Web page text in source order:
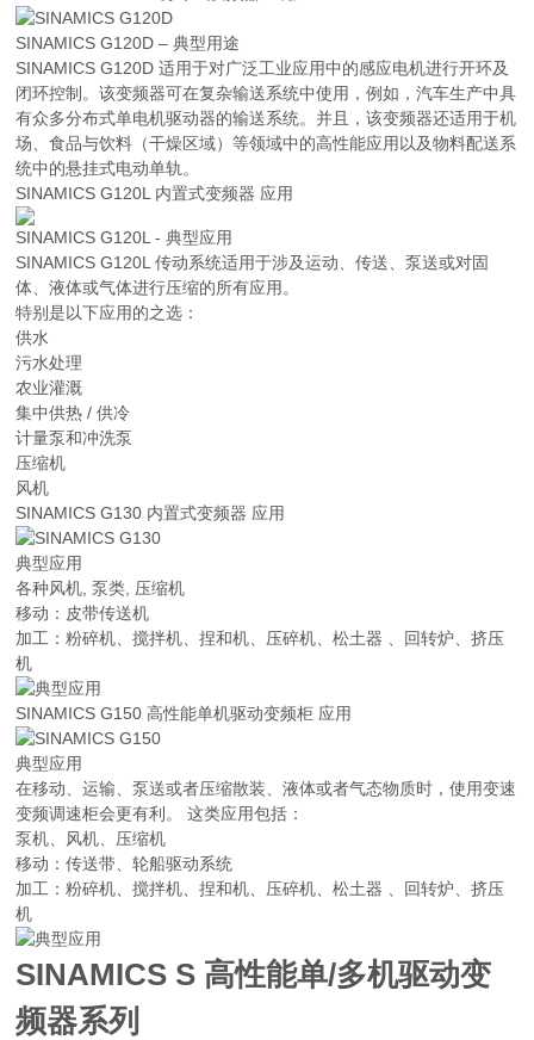
SINAMICS G120D – 典型用途
SINAMICS G120D 适用于对广泛工业应用中的感应电机进行开环及
闭环控制。该变频器可在复杂输送系统中使用，例如，汽车生产中具
有众多分布式单电机驱动器的输送系统。并且，该变频器还适用于机
场、食品与饮料（干燥区域）等领域中的高性能应用以及物料配送系
统中的悬挂式电动单轨。
SINAMICS G120L 内置式变频器 应用
SINAMICS G120L - 典型应用
SINAMICS G120L 传动系统适用于涉及运动、传送、泵送或对固
体、液体或气体进行压缩的所有应用。
特别是以下应用的之选：
供水
污水处理
农业灌溉
集中供热 / 供冷
计量泵和冲洗泵
压缩机
风机
SINAMICS G130 内置式变频器 应用
典型应用
各种风机, 泵类, 压缩机
移动：皮带传送机
加工：粉碎机、搅拌机、捏和机、压碎机、松土器 、回转炉、挤压
机
SINAMICS G150 高性能单机驱动变频柜 应用
典型应用
在移动、运输、泵送或者压缩散装、液体或者气态物质时，使用变速
变频调速柜会更有利。 这类应用包括：
泵机、风机、压缩机
移动：传送带、轮船驱动系统
加工：粉碎机、搅拌机、捏和机、压碎机、松土器 、回转炉、挤压
机
SINAMICS S 高性能单/多机驱动变
频器系列